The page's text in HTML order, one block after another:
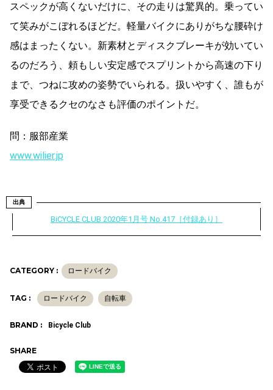
スペックが高くないだけに、その走りは驚異的。乗ってい
て笑みがこぼれるほどだ。軽量バイクにありがちな腰砕け
感はまったくない。新素材とディスクブレーキが効いてい
るのだろう、頼もしい安定感でスプリントから高速の下り
まで、つねに攻めの姿勢でいられる。扱いやすく、誰もが
享受できるクセのなさも評価のポイントだ。
問：服部産業
www.wilier.jp
出典
BiCYCLE CLUB 2020年1月号 No.417［付録あり］
CATEGORY : ロードバイク
TAG : ロードバイク 自転車
BRAND : Bicycle Club
SHARE